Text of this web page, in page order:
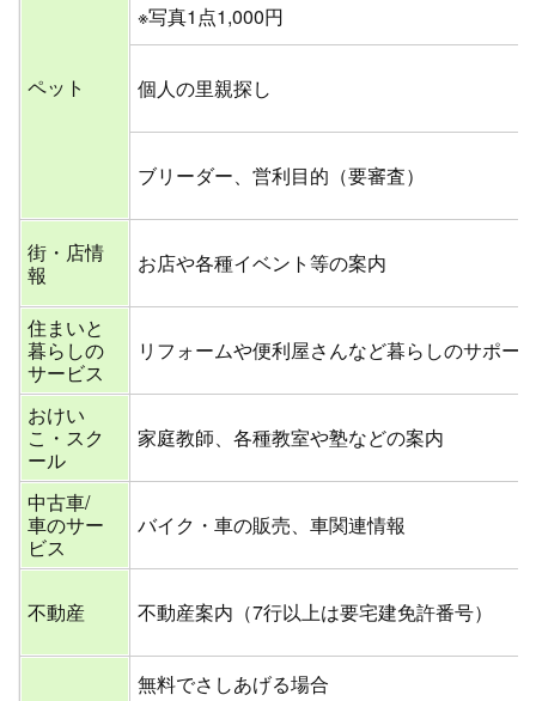
ペット
※写真1点1,000円
個人の里親探し
ブリーダー、営利目的（要審査）
街・店情
報
お店や各種イベント等の案内
住まいと
暮らしの
サービス
リフォームや便利屋さんなど暮らしのサポー
おけい
こ・スク
ール
家庭教師、各種教室や塾などの案内
中古車/
車のサー
ビス
バイク・車の販売、車関連情報
不動産 不動産案内（7行以上は要宅建免許番号）
無料でさしあげる場合